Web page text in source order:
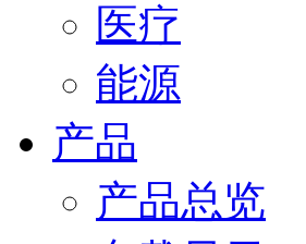
医疗
能源
产品
产品总览